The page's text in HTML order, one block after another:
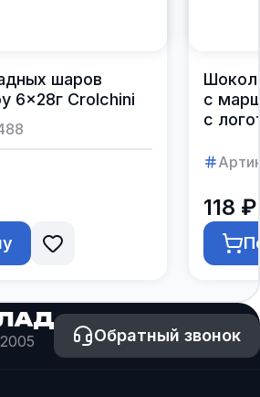
шаров
6×28г Crolchini
с
с
118 ₽
Обратный звонок